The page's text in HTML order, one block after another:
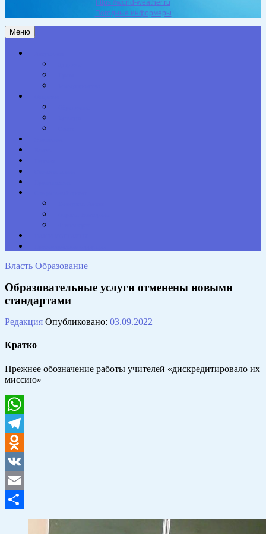
https://world-weather.ru
Погодные информеры
Меню
Власть Образование
Образовательные услуги отменены новыми
стандартами
Редакция Опубликовано: 03.09.2022
Кратко
Прежнее обозначение работы учителей «дискредитировало их
миссию»
WhatsApp
Telegram
Odnoklassniki
VK
Email
Отправить